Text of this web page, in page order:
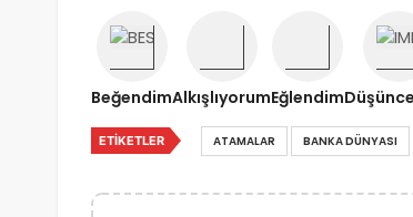
BeğendimAlkışlıyorumEğlendim
ETIKETLER ATAMALAR BANKA DÜNYASI